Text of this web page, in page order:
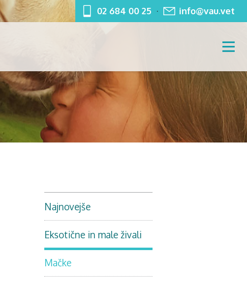
02 684 00 25 info@vau.vet
Najnovejše
Eksotične in male živali
Mačke